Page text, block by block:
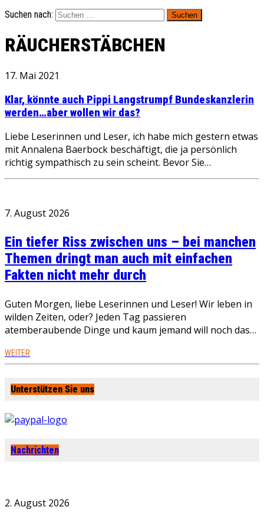
Suchen nach:
RÄUCHERSTÄBCHEN
17. Mai 2021
Klar, könnte auch Pippi Langstrumpf Bundeskanzlerin
werden…aber wollen wir das?
Liebe Leserinnen und Leser, ich habe mich gestern etwas
mit Annalena Baerbock beschäftigt, die ja persönlich
richtig sympathisch zu sein scheint. Bevor Sie…
7. August 2026
Ein tiefer Riss zwischen uns – bei manchen
Themen dringt man auch mit einfachen
Fakten nicht mehr durch
Guten Morgen, liebe Leserinnen und Leser! Wir leben in
wilden Zeiten, oder? Jeden Tag passieren
atemberaubende Dinge und kaum jemand will noch das…
WEITER
Unterstützen Sie uns
Nachrichten
2. August 2026